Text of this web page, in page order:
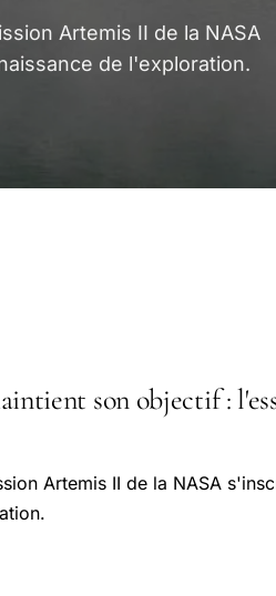
Artemis II de la NASA
de l'exploration.
son objectif :
Artemis II de la NASA